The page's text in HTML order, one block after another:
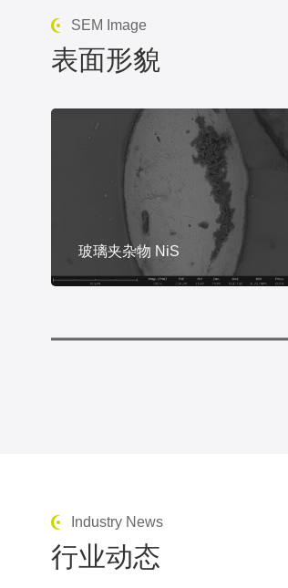
SEM Image
表面形貌
玻璃夹杂物 NiS
Industry News
行业动态